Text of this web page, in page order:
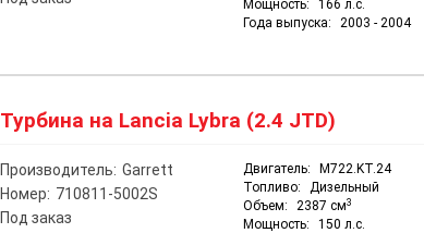
Мощность:
166 л.с.
Года выпуска:
2003 - 2004
Турбина на Lancia Lybra (2.4 JTD)
Производитель: Garrett
Номер: 710811-5002S
Под заказ
Двигатель:
M722.KT.24
Топливо:
Дизельный
Объем:
2387 см3
Мощность:
150 л.с.